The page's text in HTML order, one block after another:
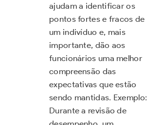
ajudam a identificar os
pontos fortes e fracos de
um indivíduo e, mais
importante, dão aos
funcionários uma melhor
compreensão das
expectativas que estão
sendo mantidas. Exemplo:
Durante a revisão de